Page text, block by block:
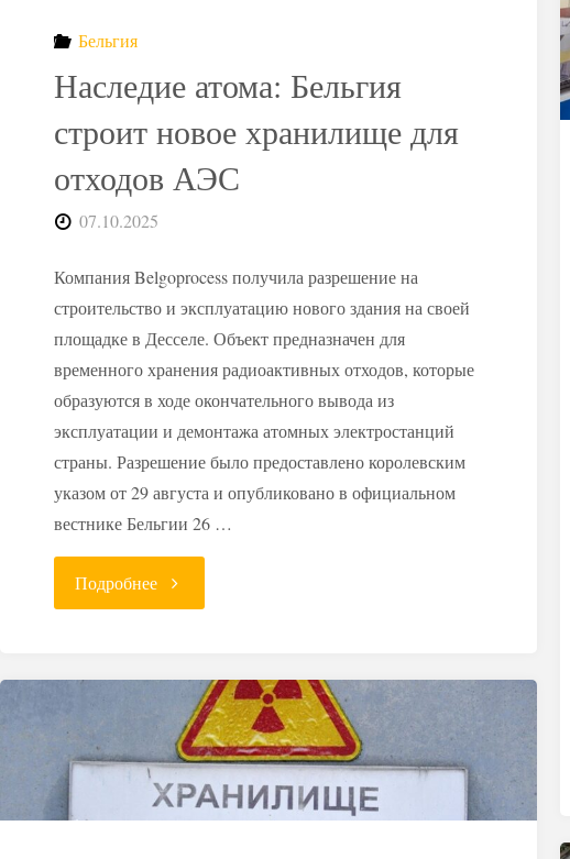
Игналинской
АЭС"
Бельгия
Наследие атома: Бельгия
строит новое хранилище для
отходов АЭС
07.10.2025
Компания Belgoprocess получила разрешение на
строительство и эксплуатацию нового здания на своей
площадке в Десселе. Объект предназначен для
временного хранения радиоактивных отходов, которые
образуются в ходе окончательного вывода из
эксплуатации и демонтажа атомных электростанций
страны. Разрешение было предоставлено королевским
указом от 29 августа и опубликовано в официальном
вестнике Бельгии 26 …
Подробнее"Наследие
Бельгия
строит
новое